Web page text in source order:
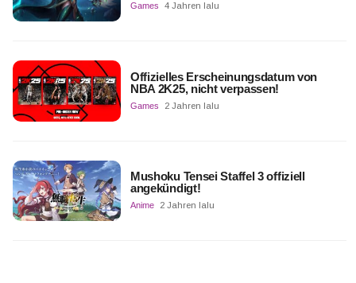
Games 4 Jahren lalu
Offizielles Erscheinungsdatum von
NBA 2K25, nicht verpassen!
Games 2 Jahren lalu
Mushoku Tensei Staffel 3 offiziell
angekündigt!
Anime 2 Jahren lalu